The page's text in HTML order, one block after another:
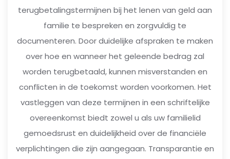
terugbetalingstermijnen bij het lenen van geld aan
familie te bespreken en zorgvuldig te
documenteren. Door duidelijke afspraken te maken
over hoe en wanneer het geleende bedrag zal
worden terugbetaald, kunnen misverstanden en
conflicten in de toekomst worden voorkomen. Het
vastleggen van deze termijnen in een schriftelijke
overeenkomst biedt zowel u als uw familielid
gemoedsrust en duidelijkheid over de financiële
verplichtingen die zijn aangegaan. Transparantie en